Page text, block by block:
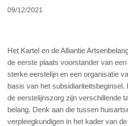
09/12/2021
Het Kartel en de Alliantie
de eerste plaats voorstander van een
sterke eerstelijn en een organisatie
basis van het subsidiariteitsbeginsel.
de eerstelijnszorg zijn verschillende
belang. Denk aan die tussen
verpleegkundigen in het kader van